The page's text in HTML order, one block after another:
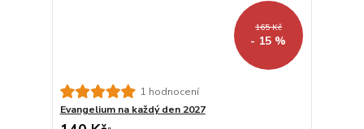
165 Kč
- 15 %
1 hodnocení
Evangelium na každý den 2027